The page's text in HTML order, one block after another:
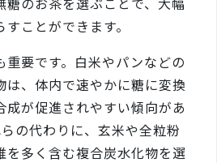
ことができます。
重要です。白米やパンなどの
は、体内で速やかに糖に変換
成が促進されやすい傾向があ
の代わりに、玄米や全粒粉
を多く含む複合炭水化物を選